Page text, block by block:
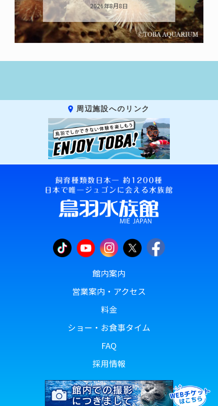
2026年8月8日
周辺施設へのリンク
館内案内
営業案内・アクセス
料金
ショー・お食事タイム
FAQ
採用情報